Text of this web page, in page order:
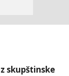
skupštinske